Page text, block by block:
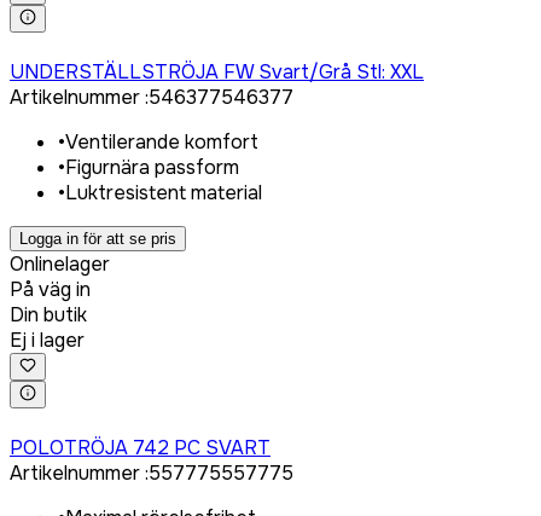
UNDERSTÄLLSTRÖJA FW Svart/Grå Stl: XXL
Artikelnummer:546377546377
•Ventilerande komfort
•Figurnära passform
•Luktresistent material
Logga in för att se pris
Onlinelager
På väg in
Din butik
Ej i lager
POLOTRÖJA 742 PC SVART
Artikelnummer:557775557775